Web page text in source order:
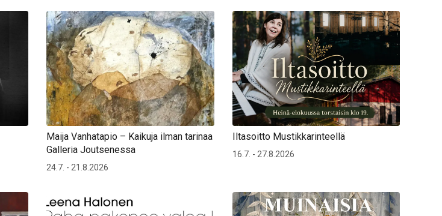
Maija Vanhatapio – Kaikuja ilman tarinaa
Galleria Joutsenessa
24.7. - 21.8.2026
Iltasoitto Mustikkarinteellä
16.7. - 27.8.2026